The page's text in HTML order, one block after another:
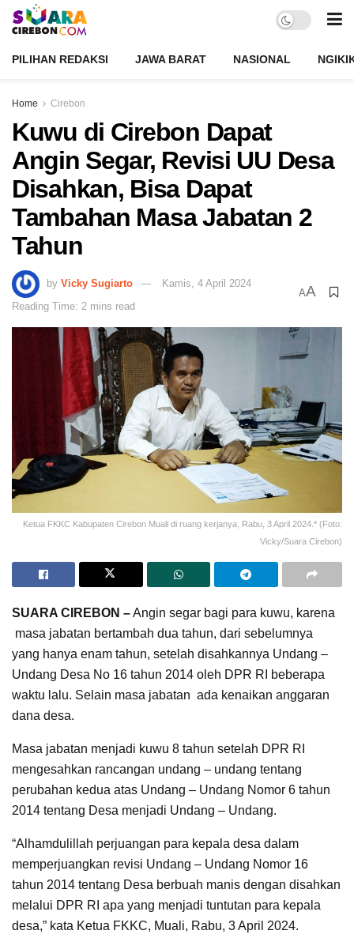
PILIHAN REDAKSI JAWA BARAT NASIONAL
Home Cirebon
Kuwu di Cirebon Dapat
Angin Segar, Revisi UU Desa
Disahkan, Bisa Dapat
Tambahan Masa Jabatan 2
Tahun
by Vicky Sugiarto
Kamis, 4 April 2024
Reading Time: 2 mins read
AA
Ketua FKKC Kabupaten Cirebon Muali di ruang kerjanya, Rabu, 3 April 2024.* (Foto:
Vicky/Suara Cirebon)
SUARA CIREBON –Angin segar bagi para kuwu, karena
masa jabatan bertambah dua tahun, dari sebelumnya
yang hanya enam tahun, setelah disahkannya Undang –
Undang Desa No 16 tahun 2014 oleh DPR RI beberapa
waktu lalu. Selain masa jabatan ada kenaikan anggaran
dana desa.
Masa jabatan menjadi kuwu 8 tahun setelah DPR RI
mengesahkan rancangan undang – undang tentang
perubahan kedua atas Undang – Undang Nomor 6 tahun
2014 tentang Desa menjadi Undang – Undang.
“Alhamdulillah perjuangan para kepala desa dalam
memperjuangkan revisi Undang – Undang Nomor 16
tahun 2014 tentang Desa berbuah manis dengan disahkan
melalui DPR RI apa yang menjadi tuntutan para kepala
desa,” kata Ketua FKKC, Muali, Rabu, 3 April 2024.